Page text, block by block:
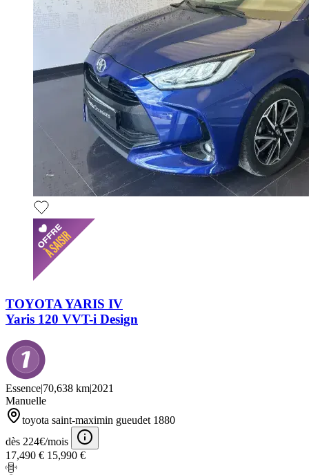
TOYOTA YARIS IV
Yaris 120 VVT-i Design
Essence|70,638 km|2021
Manuelle
toyota saint-maximin gueudet 1880
dès 224€/mois
17,490 € 15,990 €